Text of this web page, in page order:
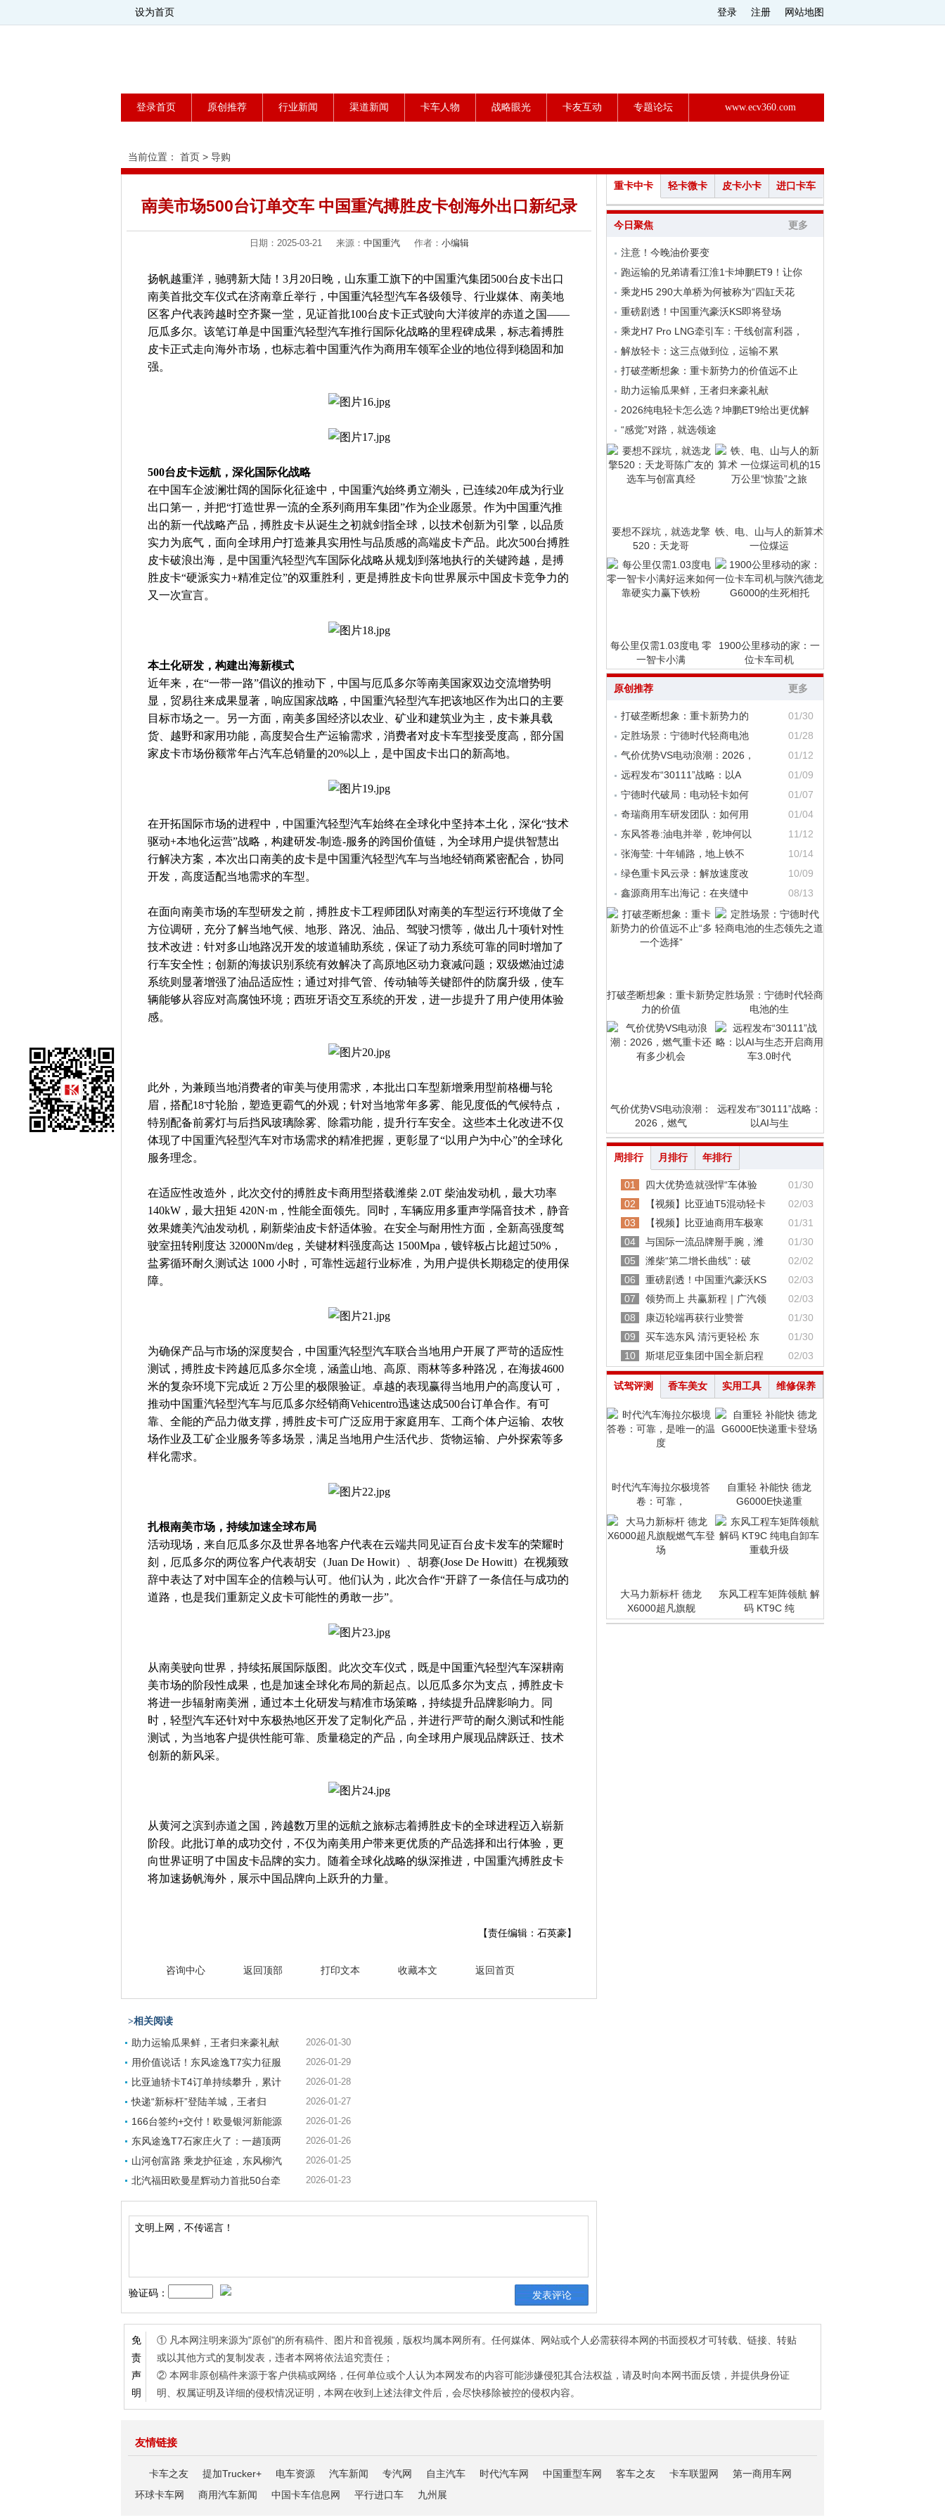
设为首页 登录 注册 网站地图
登录首页 原创推荐 行业新闻 渠道新闻 卡车人物 战略眼光 卡友互动 专题论坛 www.ecv360.com
当前位置： 首页 > 导购
南美市场500台订单交车 中国重汽搏胜皮卡创海外出口新纪录
日期：2025-03-21 来源： 中国重汽作者： 小编辑
扬帆越重洋，驰骋新大陆！3月20日晚，山东重工旗下的中国重汽集团500台皮卡出口
南美首批交车仪式在济南章丘举行，中国重汽轻型汽车各级领导、行业媒体、南美地
区客户代表跨越时空齐聚一堂，见证首批100台皮卡正式驶向大洋彼岸的赤道之国——
厄瓜多尔。该笔订单是中国重汽轻型汽车推行国际化战略的里程碑成果，标志着搏胜
皮卡正式走向海外市场，也标志着中国重汽作为商用车领军企业的地位得到稳固和加
强。
500台皮卡远航，深化国际化战略
在中国车企波澜壮阔的国际化征途中，中国重汽始终勇立潮头，已连续20年成为行业
出口第一，并把“打造世界一流的全系列商用车集团”作为企业愿景。作为中国重汽推
出的新一代战略产品，搏胜皮卡从诞生之初就剑指全球，以技术创新为引擎，以品质
实力为底气，面向全球用户打造兼具实用性与品质感的高端皮卡产品。此次500台搏胜
皮卡破浪出海，是中国重汽轻型汽车国际化战略从规划到落地执行的关键跨越，是搏
胜皮卡“硬派实力+精准定位”的双重胜利，更是搏胜皮卡向世界展示中国皮卡竞争力的
又一次宣言。
本土化研发，构建出海新模式
近年来，在“一带一路”倡议的推动下，中国与厄瓜多尔等南美国家双边交流增势明
显，贸易往来成果显著，响应国家战略，中国重汽轻型汽车把该地区作为出口的主要
目标市场之一。另一方面，南美多国经济以农业、矿业和建筑业为主，皮卡兼具载
货、越野和家用功能，高度契合生产运输需求，消费者对皮卡车型接受度高，部分国
家皮卡市场份额常年占汽车总销量的20%以上，是中国皮卡出口的新高地。
在开拓国际市场的进程中，中国重汽轻型汽车始终在全球化中坚持本土化，深化“技术
驱动+本地化运营”战略，构建研发-制造-服务的跨国价值链，为全球用户提供智慧出
行解决方案，本次出口南美的皮卡是中国重汽轻型汽车与当地经销商紧密配合，协同
开发，高度适配当地需求的车型。
在面向南美市场的车型研发之前，搏胜皮卡工程师团队对南美的车型运行环境做了全
方位调研，充分了解当地气候、地形、路况、油品、驾驶习惯等，做出几十项针对性
技术改进：针对多山地路况开发的坡道辅助系统，保证了动力系统可靠的同时增加了
行车安全性；创新的海拔识别系统有效解决了高原地区动力衰减问题；双级燃油过滤
系统则显著增强了油品适应性；通过对排气管、传动轴等关键部件的防腐升级，使车
辆能够从容应对高腐蚀环境；西班牙语交互系统的开发，进一步提升了用户使用体验
感。
此外，为兼顾当地消费者的审美与使用需求，本批出口车型新增乘用型前格栅与轮
眉，搭配18寸轮胎，塑造更霸气的外观；针对当地常年多雾、能见度低的气候特点，
特别配备前雾灯与后挡风玻璃除雾、除霜功能，提升行车安全。这些本土化改进不仅
体现了中国重汽轻型汽车对市场需求的精准把握，更彰显了“以用户为中心”的全球化
服务理念。
在适应性改造外，此次交付的搏胜皮卡商用型搭载潍柴 2.0T 柴油发动机，最大功率
140kW，最大扭矩 420N·m，性能全面领先。同时，车辆应用多重声学隔音技术，静音
效果媲美汽油发动机，刷新柴油皮卡舒适体验。在安全与耐用性方面，全新高强度驾
驶室扭转刚度达 32000Nm/deg，关键材料强度高达 1500Mpa，镀锌板占比超过50%，
盐雾循环耐久测试达 1000 小时，可靠性远超行业标准，为用户提供长期稳定的使用保
障。
为确保产品与市场的深度契合，中国重汽轻型汽车联合当地用户开展了严苛的适应性
测试，搏胜皮卡跨越厄瓜多尔全境，涵盖山地、高原、雨林等多种路况，在海拔4600
米的复杂环境下完成近 2 万公里的极限验证。卓越的表现赢得当地用户的高度认可，
推动中国重汽轻型汽车与厄瓜多尔经销商Vehicentro迅速达成500台订单合作。有可
靠、全能的产品力做支撑，搏胜皮卡可广泛应用于家庭用车、工商个体户运输、农牧
场作业及工矿企业服务等多场景，满足当地用户生活代步、货物运输、户外探索等多
样化需求。
扎根南美市场，持续加速全球布局
活动现场，来自厄瓜多尔及世界各地客户代表在云端共同见证百台皮卡发车的荣耀时
刻，厄瓜多尔的两位客户代表胡安（Juan De Howit）、胡赛(Jose De Howitt）在视频致
辞中表达了对中国车企的信赖与认可。他们认为，此次合作“开辟了一条信任与成功的
道路，也是我们重新定义皮卡可能性的勇敢一步”。
从南美驶向世界，持续拓展国际版图。此次交车仪式，既是中国重汽轻型汽车深耕南
美市场的阶段性成果，也是加速全球化布局的新起点。以厄瓜多尔为支点，搏胜皮卡
将进一步辐射南美洲，通过本土化研发与精准市场策略，持续提升品牌影响力。同
时，轻型汽车还针对中东极热地区开发了定制化产品，并进行严苛的耐久测试和性能
测试，为当地客户提供性能可靠、质量稳定的产品，向全球用户展现品牌跃迁、技术
创新的新风采。
从黄河之滨到赤道之国，跨越数万里的远航之旅标志着搏胜皮卡的全球进程迈入崭新
阶段。此批订单的成功交付，不仅为南美用户带来更优质的产品选择和出行体验，更
向世界证明了中国皮卡品牌的实力。随着全球化战略的纵深推进，中国重汽搏胜皮卡
将加速扬帆海外，展示中国品牌向上跃升的力量。
【责任编辑：石英豪】
咨询中心 返回顶部 打印文本 收藏本文 返回首页
>相关阅读
助力运输瓜果鲜，王者归来豪礼献 2026-01-30
用价值说话！东风途逸T7实力征服 2026-01-29
比亚迪轿卡T4订单持续攀升，累计 2026-01-28
快递“新标杆”登陆羊城，王者归 2026-01-27
166台签约+交付！欧曼银河新能源 2026-01-26
东风途逸T7石家庄火了：一趟顶两 2026-01-26
山河创富路 乘龙护征途，东风柳汽 2026-01-25
北汽福田欧曼星辉动力首批50台牵 2026-01-23
验证码：
重卡中卡 轻卡微卡 皮卡小卡 进口卡车
今日聚焦 更多
注意！今晚油价要变
跑运输的兄弟请看江淮1卡坤鹏ET9！让你
乘龙H5 290大单桥为何被称为“四缸天花
重磅剧透！中国重汽豪沃KS即将登场
乘龙H7 Pro LNG牵引车：干线创富利器，
解放轻卡：这三点做到位，运输不累
打破垄断想象：重卡新势力的价值远不止
助力运输瓜果鲜，王者归来豪礼献
2026纯电轻卡怎么选？坤鹏ET9给出更优解
“感觉”对路，就选领途
要想不踩坑，就选龙擎
520：天龙哥
铁、电、山与人的新算术
一位煤运
每公里仅需1.03度电 零
一智卡小满
1900公里移动的家：一
位卡车司机
原创推荐 更多
打破垄断想象：重卡新势力的
01/30
定胜场景：宁德时代轻商电池
01/28
气价优势VS电动浪潮：2026，
01/12
远程发布“30111”战略：以A
01/09
宁德时代破局：电动轻卡如何
01/07
奇瑞商用车研发团队：如何用
01/04
东风答卷:油电并举，乾坤何以
11/12
张海莹: 十年铺路，地上铁不
10/14
绿色重卡风云录：解放速度改
10/09
鑫源商用车出海记：在夹缝中
08/13
打破垄断想象：重卡新势
力的价值
定胜场景：宁德时代轻商
电池的生
气价优势VS电动浪潮：
2026，燃气
远程发布“30111”战略：
以AI与生
周排行 月排行 年排行
01 四大优势造就强悍“车体验
01/30
02
【视频】比亚迪T5混动轻卡
02/03
03
【视频】比亚迪商用车极寒
01/31
04
与国际一流品牌掰手腕，潍
01/30
05
潍柴“第二增长曲线”：破
02/02
06
重磅剧透！中国重汽豪沃KS
02/03
07
领势而上 共赢新程｜广汽领
02/03
08
康迈轮端再获行业赞誉
01/30
09
买车选东风 清污更轻松 东
01/30
10
斯堪尼亚集团中国全新启程 02/03
试驾评测 香车美女 实用工具 维修保养
时代汽车海拉尔极境答
卷：可靠，
自重轻 补能快 德龙
G6000E快递重
大马力新标杆 德龙
X6000超凡旗舰
东风工程车矩阵领航 解
码 KT9C 纯
免
责
声
明
① 凡本网注明来源为"原创"的所有稿件、图片和音视频，版权均属本网所有。任何媒体、网站或个人必需获得本网的书面授权才可转载、链接、转贴
或以其他方式的复制发表，违者本网将依法追究责任；
② 本网非原创稿件来源于客户供稿或网络，任何单位或个人认为本网发布的内容可能涉嫌侵犯其合法权益，请及时向本网书面反馈，并提供身份证
明、权属证明及详细的侵权情况证明，本网在收到上述法律文件后，会尽快移除被控的侵权内容。
友情链接
卡车之友 提加Trucker+ 电车资源 汽车新闻 专汽网 自主汽车 时代汽车网 中国重型车网 客车之友 卡车联盟网
第一商用车网
环球卡车网
商用汽车新闻 中国卡车信息网 平行进口车 九州展